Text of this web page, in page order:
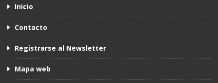
Inicio
Contacto
Registrarse al Newsletter
Mapa web